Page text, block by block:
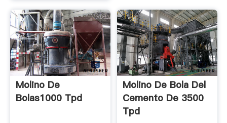
Molino De
Bolas1000 Tpd
Molino De Bola Del
Cemento De 3500
Tpd